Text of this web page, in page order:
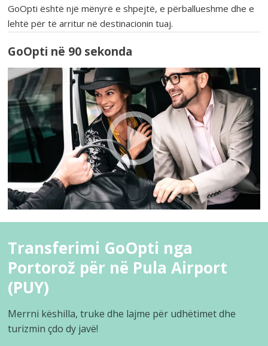
GoOpti është një mënyrë e shpejtë, e përballueshme dhe e
lehtë për të arritur në destinacionin tuaj.
GoOpti në 90 sekonda
Transferimi GoOpti nga
Portorož për në Pula Airport
(PUY)
Merrni këshilla, truke dhe lajme për udhëtimet dhe
turizmin çdo dy javë!